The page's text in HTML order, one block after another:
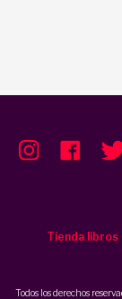
Tienda libros
Todos los derechos